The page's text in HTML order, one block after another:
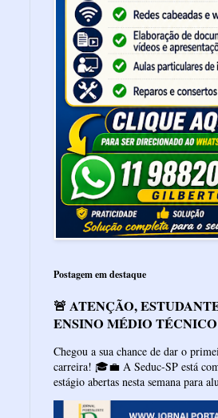
Postagem em destaque
🚨 ATENÇÃO,
ENSINO MÉDIO
Chegou a sua chance de dar o
carreira! 🎓💼 A Seduc-SP está
estágio abertas nesta semana para